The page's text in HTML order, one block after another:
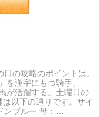
の攻略のポイントは。
を漢字にもつ騎手、
が活躍する。土曜日の
以下の通りです。サイ
ンブルー 母：…